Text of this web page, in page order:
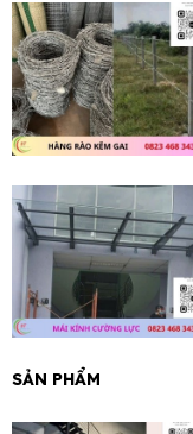
SẢN PHẨM